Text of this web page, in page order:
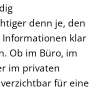
denn je, den
klar
Ob im Büro, im
im privaten
für eine